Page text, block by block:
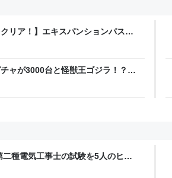
リア！】エキスパンションパスは
好き
ャが3000台と怪獣王ゴジラ！？ -
二種電気工事士の試験を5人のヒロ
“本番形式CBT模擬試験”で本格的